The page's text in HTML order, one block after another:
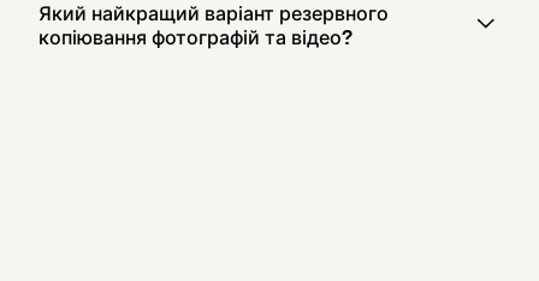
Який найкращий варіант резервного
копіювання фотографій та відео?